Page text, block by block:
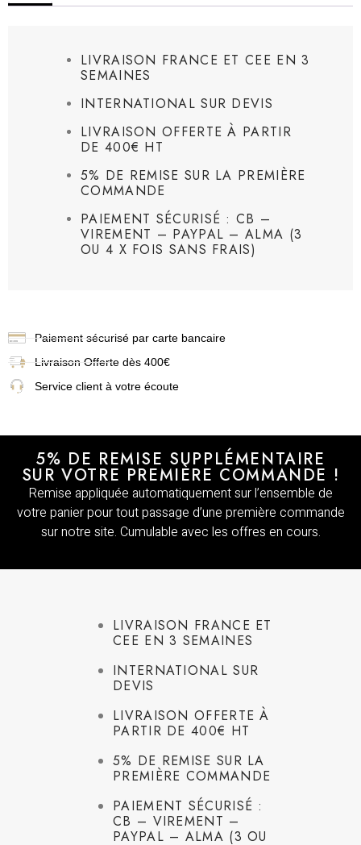
LIVRAISON FRANCE ET CEE EN 3
SEMAINES
INTERNATIONAL SUR DEVIS
LIVRAISON OFFERTE À PARTIR
DE 400€ HT
5% DE REMISE SUR LA PREMIÈRE
COMMANDE
PAIEMENT SÉCURISÉ : CB –
VIREMENT – PAYPAL – ALMA (3
OU 4 X FOIS SANS FRAIS)
Paiement sécurisé par carte bancaire
Livraison Offerte dès 400€
Service client à votre écoute
5% DE REMISE SUPPLÉMENTAIRE
SUR VOTRE PREMIÈRE COMMANDE !
Remise appliquée automatiquement sur l’ensemble de
votre panier pour tout passage d’une première commande
sur notre site. Cumulable avec les offres en cours.
LIVRAISON FRANCE ET
CEE EN 3 SEMAINES
INTERNATIONAL SUR
DEVIS
LIVRAISON OFFERTE À
PARTIR DE 400€ HT
5% DE REMISE SUR LA
PREMIÈRE COMMANDE
PAIEMENT SÉCURISÉ :
CB – VIREMENT –
PAYPAL – ALMA (3 OU